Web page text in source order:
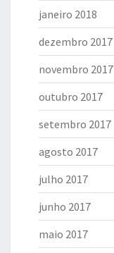
janeiro 2018
dezembro 2017
novembro 2017
outubro 2017
setembro 2017
agosto 2017
julho 2017
junho 2017
maio 2017